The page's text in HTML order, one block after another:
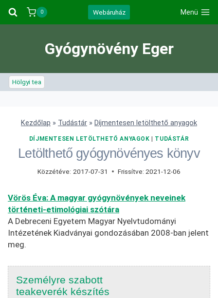
Skip
0 Webáruház Menü
Gyógynövény Eger
Hölgyi tea
Kezdőlap » Tudástár » Díjmentesen letölthető anyagok
DÍJMENTESEN LETÖLTHETŐ ANYAGOK TUDÁSTÁR
Letölthető gyógynövényes könyv
Közzétéve: 2017-07-31 Frissítve: 2021-12-06
Vörös Éva: A magyar gyógynövények neveinek
történeti-etimológiai szótára
A Debreceni Egyetem Magyar Nyelvtudományi
Intézetének Kiadványai gondozásában 2008-ban jelent
meg.
Személyre szabott
teakeverék készítés